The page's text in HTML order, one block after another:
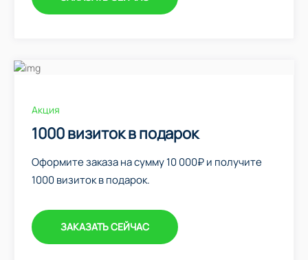
Акция
1000 визиток в подарок
Оформите заказа на сумму 10 000₽ и получите
1000 визиток в подарок.
ЗАКАЗАТЬ СЕЙЧАС